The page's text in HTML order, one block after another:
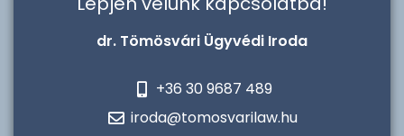
dr. Tömösvári Ügyvédi Iroda
+36 30 9687 489
iroda@tomosvarilaw.hu